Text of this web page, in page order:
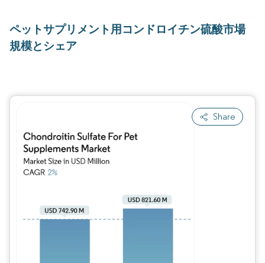
ペットサプリメント用コンドロイチン硫酸市場
規模とシェア
Share